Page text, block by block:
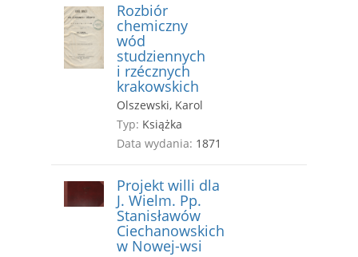
Rozbiór
chemiczny
wód
studziennych
i rzécznych
krakowskich
Olszewski, Karol
Typ: Książka
Data wydania: 1871
Projekt willi dla
J. Wielm. Pp.
Stanisławów
Ciechanowskich
w Nowej-wsi